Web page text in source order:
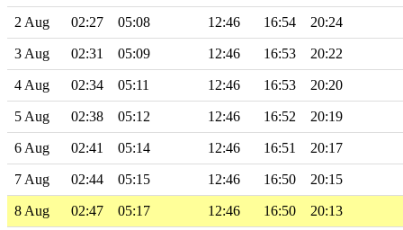
2 Aug 02:27 05:08 12:46 16:54 20:24
3 Aug 02:31 05:09 12:46 16:53 20:22
4 Aug 02:34 05:11 12:46 16:53 20:20
5 Aug 02:38 05:12 12:46 16:52 20:19
6 Aug 02:41 05:14 12:46 16:51 20:17
7 Aug 02:44 05:15 12:46 16:50 20:15
8 Aug 02:47 05:17 12:46 16:50 20:13